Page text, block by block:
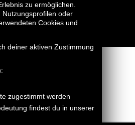
zu ermöglichen.
oder
Cookies und
deiner aktiven Zustimmung
zugestimmt werden
findest du in unserer